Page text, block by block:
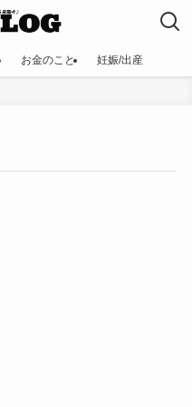
お金のこと 妊娠/出産